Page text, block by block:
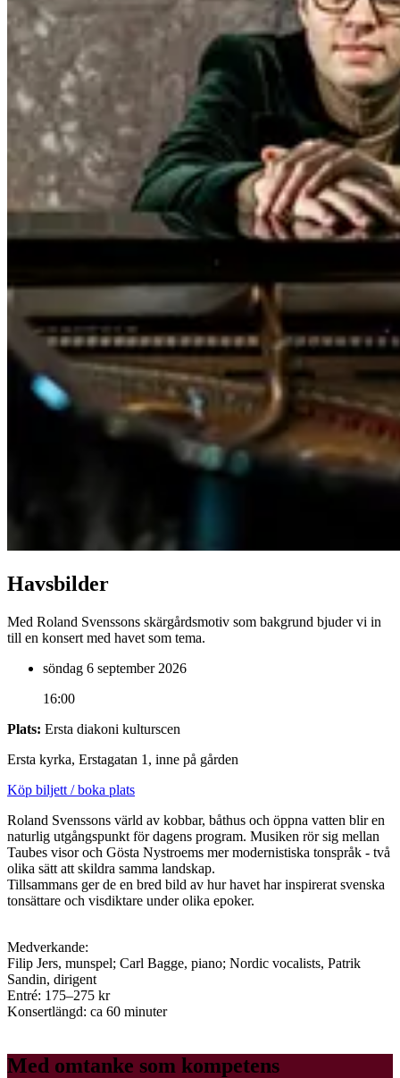
Havsbilder
Med Roland Svenssons skärgårdsmotiv som bakgrund bjuder vi in
till en konsert med havet som tema.
söndag 6 september 2026
16:00
Plats: Ersta diakoni kulturscen
Ersta kyrka, Erstagatan 1, inne på gården
Köp biljett / boka plats
Roland Svenssons värld av kobbar, båthus och öppna vatten blir en
naturlig utgångspunkt för dagens program. Musiken rör sig mellan
Taubes visor och Gösta Nystroems mer modernistiska tonspråk - två
olika sätt att skildra samma landskap.
Tillsammans ger de en bred bild av hur havet har inspirerat svenska
tonsättare och visdiktare under olika epoker.
Medverkande:
Filip Jers, munspel; Carl Bagge, piano; Nordic vocalists, Patrik
Sandin, dirigent
Entré: 175–275 kr
Konsertlängd: ca 60 minuter
Med omtanke som kompetens